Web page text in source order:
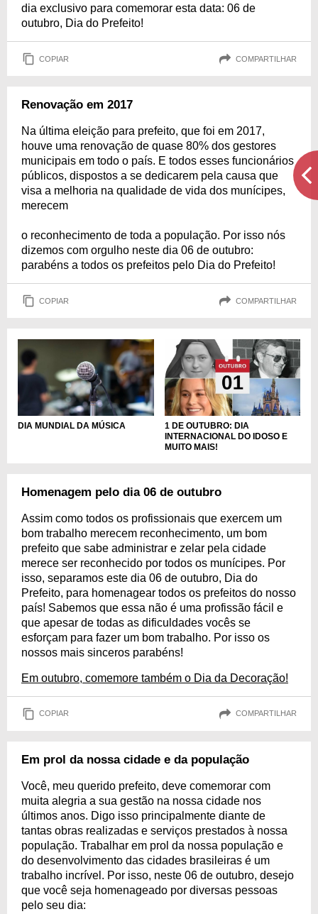
dia exclusivo para comemorar esta data: 06 de
outubro, Dia do Prefeito!
COPIAR COMPARTILHAR
Renovação em 2017
Na última eleição para prefeito, que foi em 2017,
houve uma renovação de quase 80% dos gestores
municipais em todo o país. E todos esses funcionários
públicos, dispostos a se dedicarem pela causa que
visa a melhoria na qualidade de vida dos munícipes,
merecem
o reconhecimento de toda a população. Por isso nós
dizemos com orgulho neste dia 06 de outubro:
parabéns a todos os prefeitos pelo Dia do Prefeito!
COPIAR COMPARTILHAR
DIA MUNDIAL DA MÚSICA
1 DE OUTUBRO: DIA
INTERNACIONAL DO IDOSO E
MUITO MAIS!
Homenagem pelo dia 06 de outubro
Assim como todos os profissionais que exercem um
bom trabalho merecem reconhecimento, um bom
prefeito que sabe administrar e zelar pela cidade
merece ser reconhecido por todos os munícipes. Por
isso, separamos este dia 06 de outubro, Dia do
Prefeito, para homenagear todos os prefeitos do nosso
país! Sabemos que essa não é uma profissão fácil e
que apesar de todas as dificuldades vocês se
esforçam para fazer um bom trabalho. Por isso os
nossos mais sinceros parabéns!
Em outubro, comemore também o Dia da Decoração!
COPIAR COMPARTILHAR
Em prol da nossa cidade e da população
Você, meu querido prefeito, deve comemorar com
muita alegria a sua gestão na nossa cidade nos
últimos anos. Digo isso principalmente diante de
tantas obras realizadas e serviços prestados à nossa
população. Trabalhar em prol da nossa população e
do desenvolvimento das cidades brasileiras é um
trabalho incrível. Por isso, neste 06 de outubro, desejo
que você seja homenageado por diversas pessoas
pelo seu dia: